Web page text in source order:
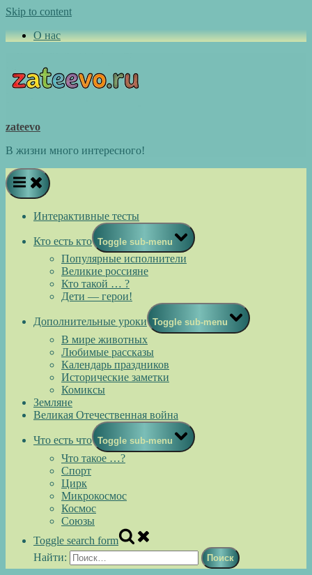
Skip to content
О нас
zateevo
В жизни много интересного!
Интерактивные тесты
Кто есть кто Toggle sub-menu
Популярные исполнители
Великие россияне
Кто такой … ?
Дети — герои!
Дополнительные уроки Toggle sub-menu
В мире животных
Любимые рассказы
Календарь праздников
Исторические заметки
Комиксы
Земляне
Великая Отечественная война
Что есть что Toggle sub-menu
Что такое …?
Спорт
Цирк
Микрокосмос
Космос
Союзы
Toggle search form
Найти: